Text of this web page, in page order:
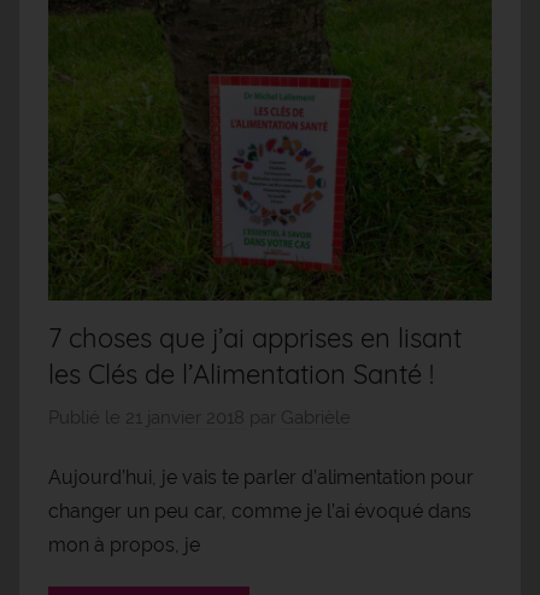
7 choses que j’ai apprises en lisant
les Clés de l’Alimentation Santé !
Publié le 21 janvier 2018 par Gabrièle
Aujourd’hui, je vais te parler d’alimentation pour
changer un peu car, comme je l’ai évoqué dans
mon à propos, je